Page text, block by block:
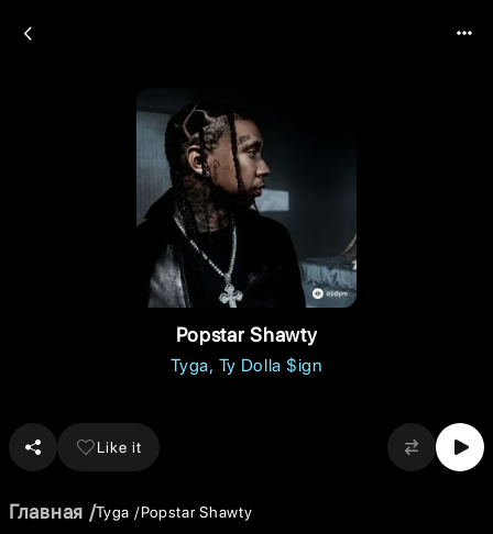
Popstar Shawty
Tyga Ty Dolla $ign
Like it
Главная Tyga Popstar Shawty